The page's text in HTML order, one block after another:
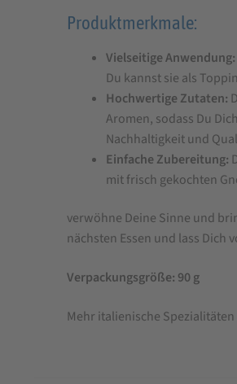
90
Produktmerkmale:
Vielseitige Anwendung:
Du kannst sie als
Hochwertige Zutaten:
Aromen, sodass Du
Nachhaltigkeit und
Einfache Zubereitung:
mit frisch gekochten
verwöhne Deine Sinne und
nächsten Essen und lass Dich
Verpackungsgröße: 90 g
Mehr italienische